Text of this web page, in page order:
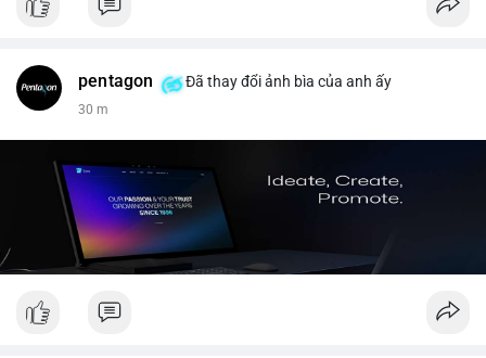
pentagon Đã thay đổi ảnh bìa của anh ấy
30 m